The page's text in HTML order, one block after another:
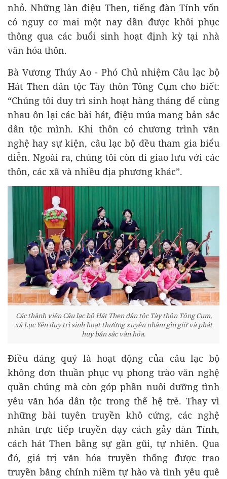
nhỏ. Những làn điệu Then, tiếng đàn Tính vốn
có nguy cơ mai một nay dần được khôi phục
thông qua các buổi sinh hoạt định kỳ tại nhà
văn hóa thôn.
Bà Vương Thúy Ao - Phó Chủ nhiệm Câu lạc bộ
Hát Then dân tộc Tày thôn Tông Cụm cho biết:
“Chúng tôi duy trì sinh hoạt hàng tháng để cùng
nhau ôn lại các bài hát, điệu múa mang bản sắc
dân tộc mình. Khi thôn có chương trình văn
nghệ hay sự kiện, câu lạc bộ đều tham gia biểu
diễn. Ngoài ra, chúng tôi còn đi giao lưu với các
thôn, các xã và nhiều địa phương khác”.
Các thành viên Câu lạc bộ Hát Then dân tộc Tày thôn Tông Cụm,
xã Lục Yên duy trì sinh hoạt thường xuyên nhằm gìn giữ và phát
huy bản sắc văn hóa.
Điều đáng quý là hoạt động của câu lạc bộ
không đơn thuần phục vụ phong trào văn nghệ
quần chúng mà còn góp phần nuôi dưỡng tình
yêu văn hóa dân tộc trong thế hệ trẻ. Thay vì
những bài tuyên truyền khô cứng, các nghệ
nhân trực tiếp truyền dạy cách gảy đàn Tính,
cách hát Then bằng sự gần gũi, tự nhiên. Qua
đó, giá trị văn hóa truyền thống được trao
truyền bằng chính niềm tự hào và tình yêu quê